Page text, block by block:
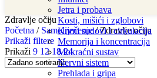
Jetra i probava
Kosti, mišići i zglobovi
Krvni sudovi i cirkulacija
Memorija i koncentracija
Mokraćni sustav
Nervni sistem
Prehlada i gripa
Zdravlje očiju
Početna / Samoliječenje/ Zdravlje očiju
Prikaži filtere
Prikaži 9 121824